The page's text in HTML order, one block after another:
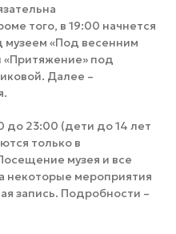
того, в 19:00 начнется
«Под весенним
«Притяжение» под
Далее –
до 23:00 (дети до 14 лет
только в
музея и все
некоторые мероприятия
запись. Подробности –